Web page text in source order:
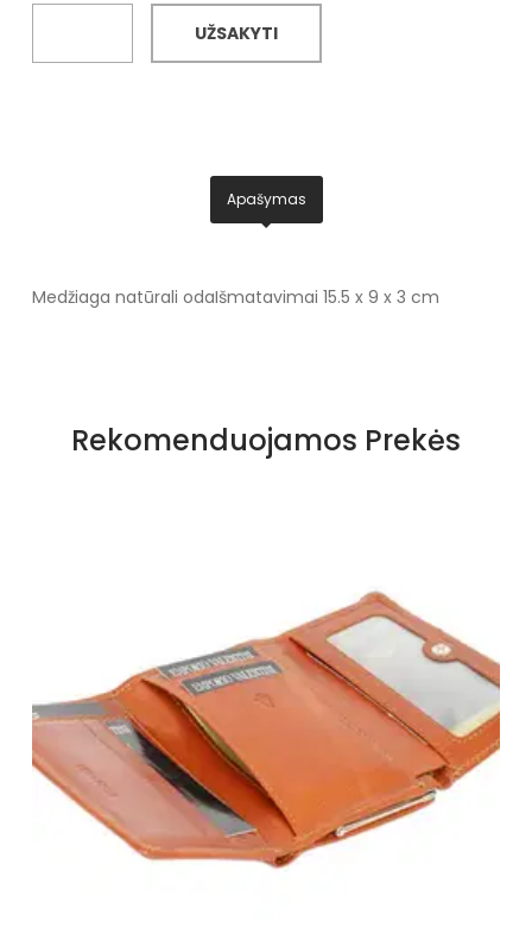
UŽSAKYTI
Apašymas
Medžiaga natūrali odaIšmatavimai 15.5 x 9 x 3 cm
Rekomenduojamos Prekės